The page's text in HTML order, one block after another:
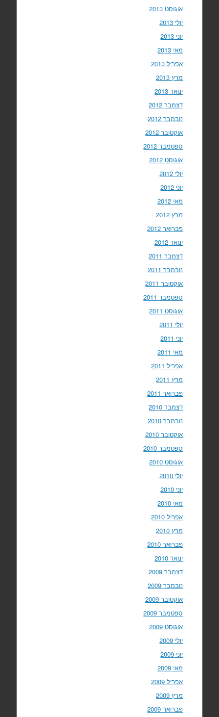
אוגוסט 2013
יולי 2013
יוני 2013
מאי 2013
אפריל 2013
מרץ 2013
ינואר 2013
דצמבר 2012
נובמבר 2012
אוקטובר 2012
ספטמבר 2012
אוגוסט 2012
יולי 2012
יוני 2012
מאי 2012
מרץ 2012
פברואר 2012
ינואר 2012
דצמבר 2011
נובמבר 2011
אוקטובר 2011
ספטמבר 2011
אוגוסט 2011
יולי 2011
יוני 2011
מאי 2011
אפריל 2011
מרץ 2011
פברואר 2011
דצמבר 2010
נובמבר 2010
אוקטובר 2010
ספטמבר 2010
אוגוסט 2010
יולי 2010
יוני 2010
מאי 2010
אפריל 2010
מרץ 2010
פברואר 2010
ינואר 2010
דצמבר 2009
נובמבר 2009
אוקטובר 2009
ספטמבר 2009
אוגוסט 2009
יולי 2009
יוני 2009
מאי 2009
אפריל 2009
מרץ 2009
פברואר 2009